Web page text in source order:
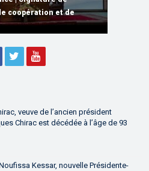
coopération et de
| Discours de
ministre français
Niveau Maroc-France |
Akhannouch
veuve de l’ancien président
Chirac est décédée à l’âge de 93
Kessar, nouvelle Présidente-